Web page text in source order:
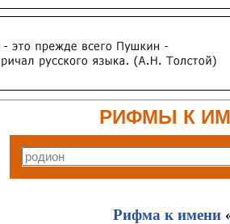
РИФМЫ К
Рифма к имени